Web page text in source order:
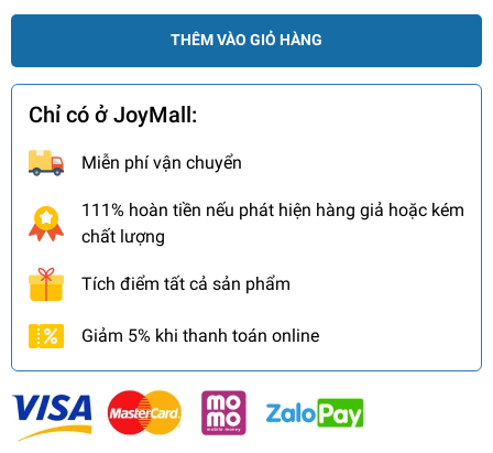
THÊM VÀO GIỎ HÀNG
Chỉ có ở JoyMall:
Miễn phí vận chuyển
111% hoàn tiền nếu phát hiện hàng giả hoặc kém
chất lượng
Tích điểm tất cả sản phẩm
Giảm 5% khi thanh toán online